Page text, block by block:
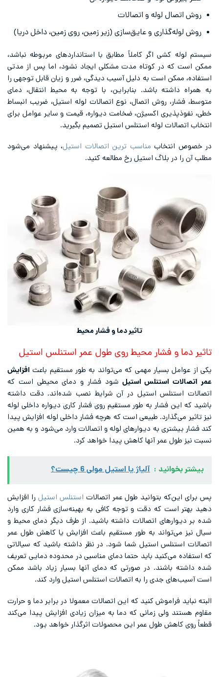
روش اتصال لوله و اتصالات
روش لوله‌گذاری و عایق‌سازی (زیر زمین، روی زمین، داخل دریا)
سیستم لوله کشی اگر کاملاً مطابق با استانداردهای مربوطه نباشد،
ممکن است که در کوتاه مدت مشکلی ایجاد نشود، اما پس از مدتی
استفاده، ممکن است به دلیل آسیب دیدگی، ضرر و زیان قابل توجهی را
به همراه داشته باشد. بنابراین، با توجه به محیط انتقال، دمای
متوسط، فشار، روش اتصال، نوع اتصالات لوله استیل، ضریب انبساط
خطی، نفوذپذیری اکسیژن، ضخامت دیواره، قیمت و سایر عوامل برای
انتخاب اتصالات لوله استنلس استیل تصمیم بگیرید.
در خصوص انتخاب مناسب ترین اتصالات استیل، پیشنهاد می‌شود
مطلب آن را در بلاگ استیل رخ مطالعه کنید.
تاثیر دما و فشار محیط
تاثیر دما و فشار محیط روی طول عمر استنلس استیل
یکی از عوامل بسیار مهمی که می‌تواند به طور مستقیم باعث افزایش
عمر اتصالات استنلس استیل شود فشار و دمای محیطی است که
اتصالات استنلس استیل در آن شرایط نصب شده‌اند. دقت داشته
باشید که این فشار به طور مستقیم روی فشار کاری دیواره داخلی لوله
نیز تاثیر می‌گذارد. طبیعی است که هرچه فشار داخلی لوله افزایش پیدا
کند فشار بیشتری به دیوارهای لوله و اتصالات وارد می‌شود و به همین
نسبت نیز طول عمر آنها کاهش پیدا خواهد کرد.
بیشتر بخوانید : آلیاژ یا استیل‌ مولی 6 چیست؟
پس برای این‌که بتوانید طول عمر اتصالات استنلس استیل را افزایش
دهید بهتر است که دقت و توجه کافی به بهینه‌سازی فشار کاری وارد
شده بر دیوارهای اتصالات داشته باشید. از طرف دیگر دمای محیط و
سیال نیز می‌تواند به طور مستقیم باعث افزایش یا کاهش طول عمر
اتصالات استنلس استیل شما شود. در نظر داشته باشید که سیالاتی
که استفاده می‌کنید باید حتما دمای مناسبی در محدوده دمایی تعریف
شده داشته باشند. در صورتی که دمای آنها بسیار زیاد باشد ممکن
است آسیب‌های جدی را به اتصالات استنلس استیل وارد کند.
البته نباید فراموش کنید که این اتصالات معمولا در برابر دما و حرارت
مقاوم هستند ولی زمانی که دما به میزان زیادی افزایش پیدا می‌کند
قطعاً روی کاهش طول عمر این محصولات اثرگذار خواهد بود.